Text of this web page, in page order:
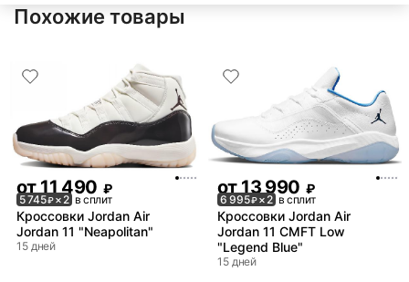
Похожие товары
от 11 490 ₽
5 745₽× 2 в сплит
Кроссовки Jordan Air
Jordan 11 "Neapolitan"
15 дней
от 13 990 ₽
6 995₽× 2 в сплит
Кроссовки Jordan Air
Jordan 11 CMFT Low
"Legend Blue"
15 дней